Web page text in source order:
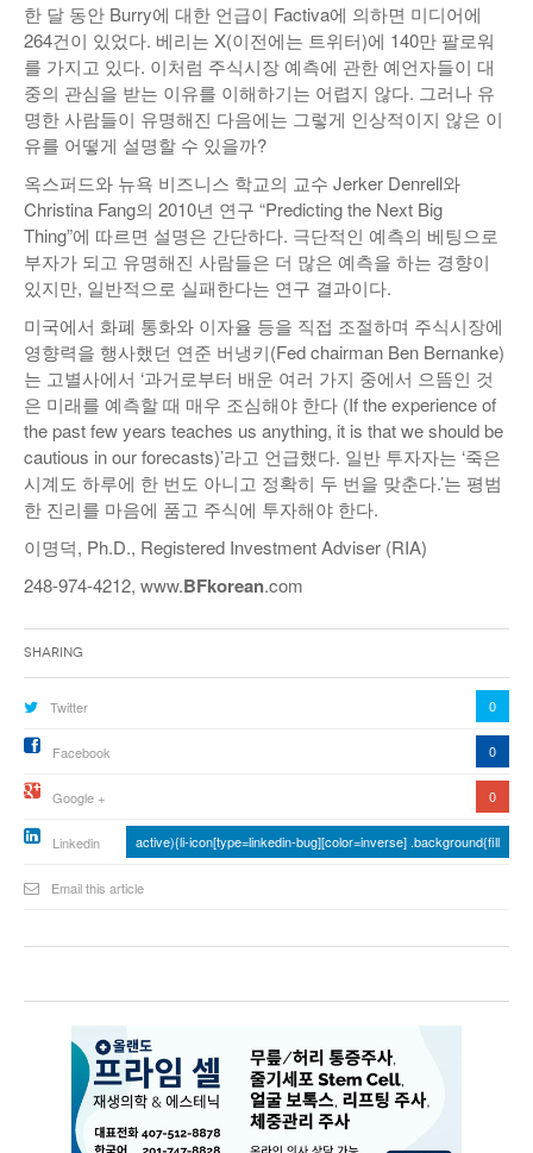
한 달 동안 Burry에 대한 언급이 Factiva에 의하면 미디어에
264건이 있었다. 베리는 X(이전에는 트위터)에 140만 팔로워
를 가지고 있다. 이처럼 주식시장 예측에 관한 예언자들이 대
중의 관심을 받는 이유를 이해하기는 어렵지 않다. 그러나 유
명한 사람들이 유명해진 다음에는 그렇게 인상적이지 않은 이
유를 어떻게 설명할 수 있을까?
옥스퍼드와 뉴욕 비즈니스 학교의 교수 Jerker Denrell와
Christina Fang의 2010년 연구 “Predicting the Next Big
Thing”에 따르면 설명은 간단하다. 극단적인 예측의 베팅으로
부자가 되고 유명해진 사람들은 더 많은 예측을 하는 경향이
있지만, 일반적으로 실패한다는 연구 결과이다.
미국에서 화폐 통화와 이자율 등을 직접 조절하며 주식시장에
영향력을 행사했던 연준 버냉키(Fed chairman Ben Bernanke)
는 고별사에서 ‘과거로부터 배운 여러 가지 중에서 으뜸인 것
은 미래를 예측할 때 매우 조심해야 한다 (If the experience of
the past few years teaches us anything, it is that we should be
cautious in our forecasts)’라고 언급했다. 일반 투자자는 ‘죽은
시계도 하루에 한 번도 아니고 정확히 두 번을 맞춘다.’는 평범
한 진리를 마음에 품고 주식에 투자해야 한다.
이명덕, Ph.D., Registered Investment Adviser (RIA)
248-974-4212, www.BFkorean.com
Sharing
Twitter 0
Facebook 0
Google + 0
Linkedin active){li-icon[type=linkedin-bug][color=inverse] .background{fill
Email this article